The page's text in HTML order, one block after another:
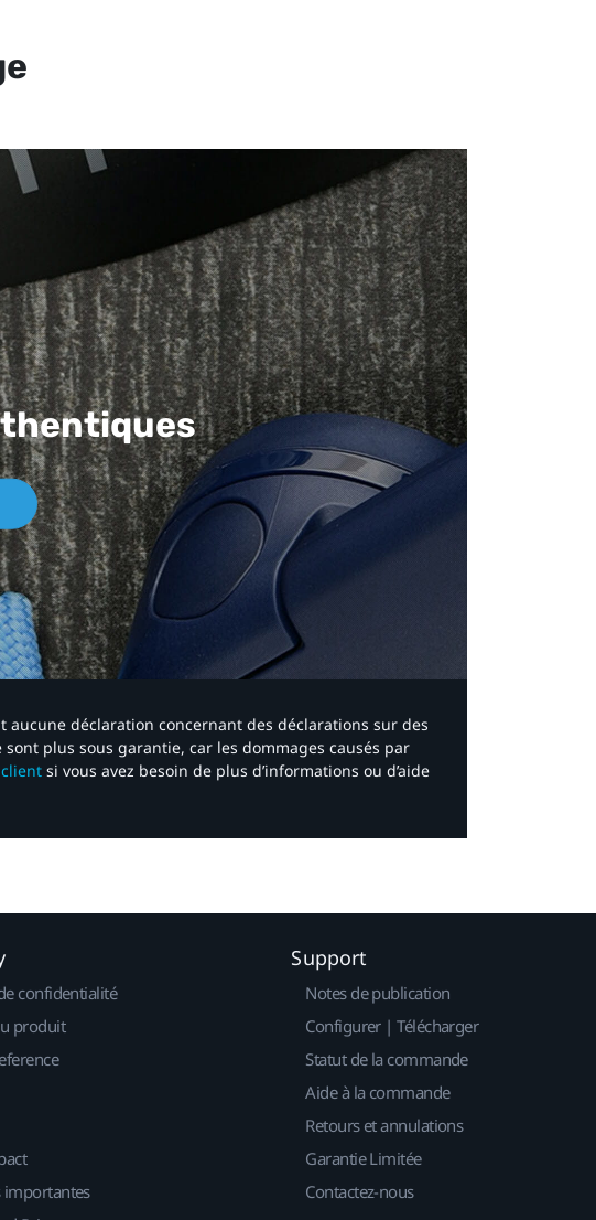
déclaration concernant des déclarations sur des
plus sous garantie, car les dommages causés par
si vous avez besoin de plus d’informations ou d’aide
confidentialité
produit
importantes
Support
Notes de publication
Configurer | Télécharger
Statut de la commande
Aide à la commande
Retours et annulations
Garantie Limitée
Contactez-nous